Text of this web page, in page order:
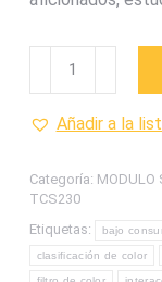
OKY3453
SENSOR
TCS3200
TCS230
cantidad
Añadir a la
Categoría: MODULO
TCS230
Etiquetas:
bajo
clasificación de color